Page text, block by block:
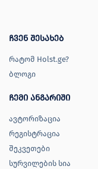
ჩვენ შესახებ
რატომ Holst.ge?
ბლოგი
ჩემი ანგარიში
ავტორიზაცია
რეგისტრაცია
შეკვეთები
სურვილების სია